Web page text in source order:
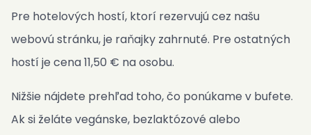
Dostupnosť a ceny
Pre hotelových hostí, ktorí rezervujú cez našu
webovú stránku, je raňajky zahrnuté. Pre ostatných
hostí je cena 11,50 € na osobu.
Nižšie nájdete prehľad toho, čo ponúkame v bufete.
Ak si želáte vegánske, bezlaktózové alebo